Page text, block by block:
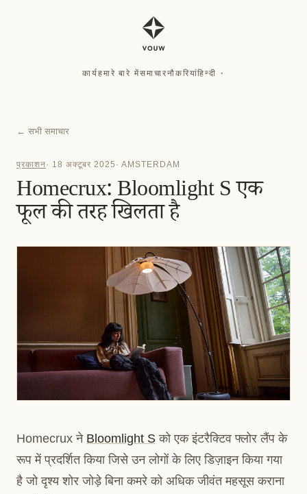
कार्यहमारे बारे मेंसमाचारनौकरियांहिन्दी ▾
← सभी समाचार
प्रकाशन· 18 अक्टूबर 2025 ·AMSTERDAM
Homecrux: Bloomlight S एक
फूल की तरह खिलता है
Homecrux ने Bloomlight S को एक इंटरैक्टिव फ्लोर लैंप के
रूप में प्रदर्शित किया जिसे उन लोगों के लिए डिज़ाइन किया गया
है जो दृश्य शोर जोड़े बिना कमरे को अधिक जीवंत महसूस कराना